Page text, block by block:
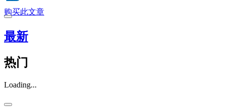
购买此文章
最新
热门
Loading...